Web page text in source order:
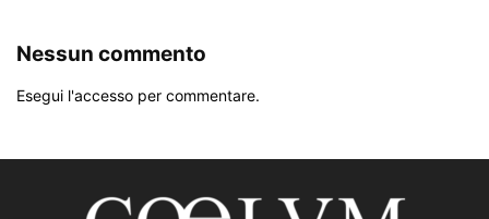
Nessun commento
Esegui l'accesso per commentare.